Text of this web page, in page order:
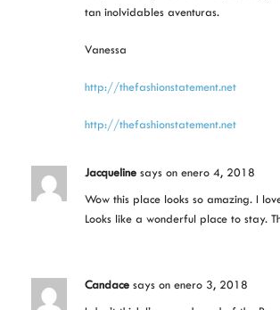
tan inolvidables aventuras.
Vanessa
http://thefashionstatement.net
http://thefashionstatement.net
Jacqueline says on enero 4, 2018
Wow this place looks so amazing. I
Looks like a wonderful place to stay.
Candace says on enero 3, 2018